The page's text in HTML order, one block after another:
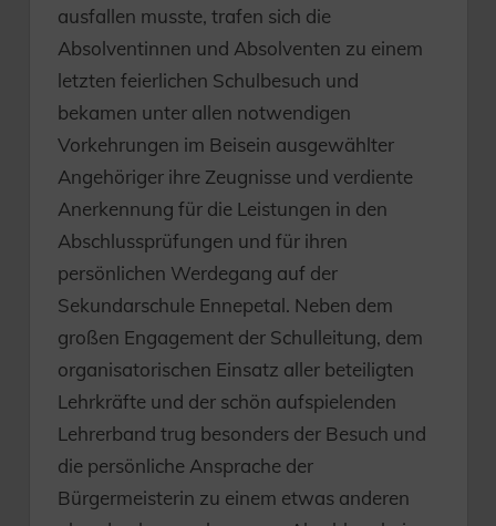
ausfallen musste, trafen sich die
Absolventinnen und Absolventen zu einem
letzten feierlichen Schulbesuch und
bekamen unter allen notwendigen
Vorkehrungen im Beisein ausgewählter
Angehöriger ihre Zeugnisse und verdiente
Anerkennung für die Leistungen in den
Abschlussprüfungen und für ihren
persönlichen Werdegang auf der
Sekundarschule Ennepetal. Neben dem
großen Engagement der Schulleitung, dem
organisatorischen Einsatz aller beteiligten
Lehrkräfte und der schön aufspielenden
Lehrerband trug besonders der Besuch und
die persönliche Ansprache der
Bürgermeisterin zu einem etwas anderen